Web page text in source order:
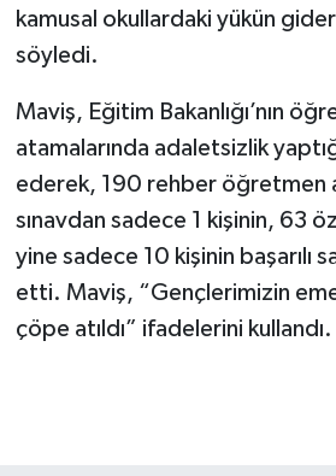
kamusal okullardaki yükün
söyledi.
Maviş, Eğitim Bakanlığı’nın
atamalarında adaletsizlik
ederek, 190 rehber öğretmen
sınavdan sadece 1 kişinin, 63
yine sadece 10 kişinin başarılı
etti. Maviş, “Gençlerimizin
çöpe atıldı” ifadelerini kullandı.